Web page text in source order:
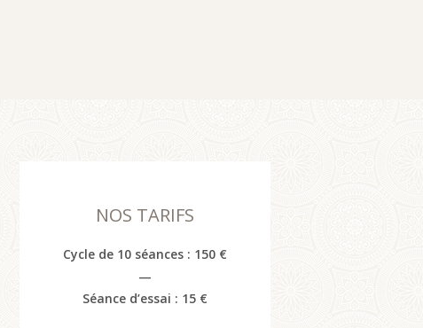
NOS TARIFS
Cycle de 10 séances : 150 €
—
Séance d’essai : 15 €